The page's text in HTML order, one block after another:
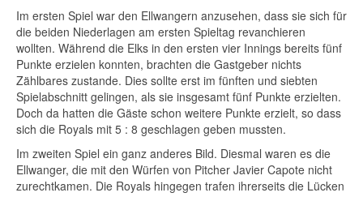
Im ersten Spiel war den Ellwangern anzusehen, dass sie sich für
die beiden Niederlagen am ersten Spieltag revanchieren
wollten. Während die Elks in den ersten vier Innings bereits fünf
Punkte erzielen konnten, brachten die Gastgeber nichts
Zählbares zustande. Dies sollte erst im fünften und siebten
Spielabschnitt gelingen, als sie insgesamt fünf Punkte erzielten.
Doch da hatten die Gäste schon weitere Punkte erzielt, so dass
sich die Royals mit 5 : 8 geschlagen geben mussten.
Im zweiten Spiel ein ganz anderes Bild. Diesmal waren es die
Ellwanger, die mit den Würfen von Pitcher Javier Capote nicht
zurechtkamen. Die Royals hingegen trafen ihrerseits die Lücken